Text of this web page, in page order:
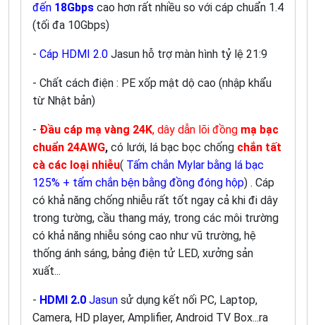
đến 18Gbps cao hơn rất nhiều so với cáp chuẩn 1.4
(tối đa 10Gbps)
- Cáp HDMI 2.0 Jasun hỗ trợ màn hình tỷ lệ 21:9
- Chất cách điện : PE xốp mật dộ cao (nhập khẩu
từ Nhật bản)
- Đầu cáp mạ vàng 24K, dây dẫn lõi đồng mạ bạc
chuẩn 24AWG, có lưới, lá bạc bọc chống chắn tất
cà các loại nhiễu( Tấm chắn Mylar bằng lá bạc
125% + tấm chắn bện bằng đồng đóng hộp) . Cáp
có khả năng chống nhiễu rất tốt ngay cả khi đi dây
trong tường, cầu thang máy, trong các môi trường
có khả năng nhiễu sóng cao như vũ trường, hệ
thống ánh sáng, bảng điện tử LED, xưởng sản
xuất...
- HDMI 2.0 Jasun sử dụng kết nối PC, Laptop,
Camera, HD player, Amplifier, Android TV Box...ra